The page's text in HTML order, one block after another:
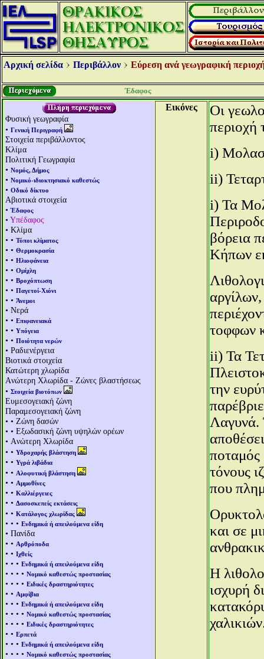
Αρχική σελίδα Περιβάλλον Εύρεση ανά γεωγραφική
Έδαφος
Φυσική γεωγραφία
• Γενική Περιγραφή
Στοιχεία περιβάλλοντος
Κλίμα
Πολιτική Γεωγραφία
• Νομός, Δήμος
• Νομικό-ιδιοκτησιακό καθεστώς
• Οδικό δίκτυο
Αβιοτικά στοιχεία
•Έδαφος
• Υπέδαφος
• Κλίμα
• • Τύποι κλίματος
• • Θερμοκρασία
• • Ηλιοφάνεια
• • Ομίχλη
• • Βροχόπτωση
• • Παγετοί-Χιόνι
• • Άνεμοι
• Νερά
• • Επιφανειακά
• • Υπόγεια
• • Ποιότητα νερών
• Ραδιενέργεια
Βιοτικά στοιχεία
Κατώτερη χλωρίδα
Aνώτερη Χλωρίδα - Ζώνες βλαστήσεως
• Στοιχεία βιοτόπων
Ευμεσογειακή ζώνη
Παραμεσογειακή ζώνη
• • Ζώνη δασών
• • Εξωδασική ζώνη υψηλών ορέων
• Aνώτερη Χλωρίδα
• • Υδροχαρής βλάστηση
• • Υγρά λιβάδια
• • Αλοφυτική βλάστηση
• • Αμμοθίνες
• • Καλλιέργειες
• • Δασοσκεπείς εκτάσεις
• • Κατάλογος χλωρίδας
• • • Ενδημικά ή απειλούμενα είδη
• Πανίδα
• • Αρθρόποδα
• • Ιχθείς
• • • Ενδημικά ή απειλούμενα είδη
• • • • Νομικό καθεστώς προστασίας
• • • • Ειδικές δραστηριότητες
• • Αμφίβια
• • • Ενδημικά ή απειλούμενα είδη
• • • • Νομικό καθεστώς προστασίας
• • • • Ειδικές δραστηριότητες
• • Ερπετά
• • • Ενδημικά ή απειλούμενα είδη
• • • • Νομικό καθεστώς προστασίας
Εικόνες
Oι
περιοχή
i)
ii)
i) Τα
βόρεια
Κήπων
τοφφων
ii) Τα
την
Λαγυνά.
ποταμός
τόνους
που
και σε
Η
ισχυρή